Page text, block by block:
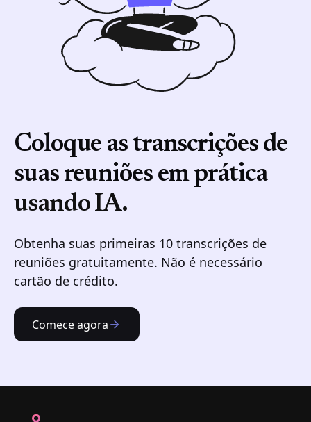
Coloque as transcrições de
suas reuniões em prática
usando IA.
Obtenha suas primeiras 10 transcrições de
reuniões gratuitamente. Não é necessário
cartão de crédito.
Comece agora